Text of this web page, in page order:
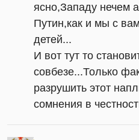
ясно,Западу нечем
Путин,как и мы с
детей...
И вот тут то
совбезе...Только
разрушить этот
сомнения в